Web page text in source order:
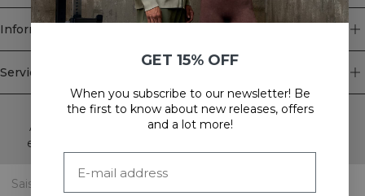
Information
Service client
Newsletter
Abonnez-vous à notre newsletter! Recevez des offres
exclusives, nos dernières nouvelles et bien plus encore.
GET 15% OFF
When you subscribe to our newsletter! Be
the first to know about new releases, offers
and a lot more!